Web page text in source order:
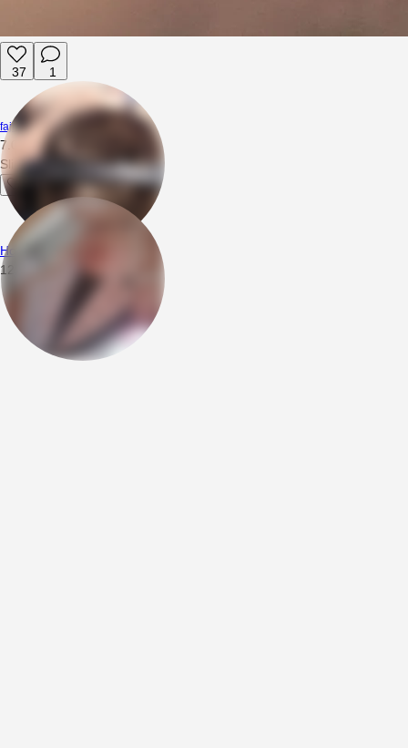
37 1
fajny32lata
7.07.2024
Sliczna
Horby2
12.04.2023
22:58